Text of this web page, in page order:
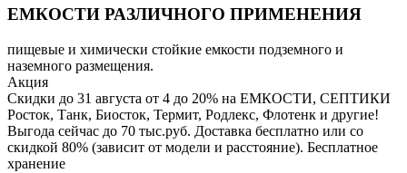
ЕМКОСТИ РАЗЛИЧНОГО ПРИМЕНЕНИЯ
пищевые и химически стойкие емкости подземного и
наземного размещения.
Акция
Скидки до 31 августа от 4 до 20% на ЕМКОСТИ, СЕПТИКИ
Росток, Танк, Биосток, Термит, Родлекс, Флотенк и другие!
Выгода сейчас до 70 тыс.руб. Доставка бесплатно или со
скидкой 80% (зависит от модели и расстояние). Бесплатное
хранение